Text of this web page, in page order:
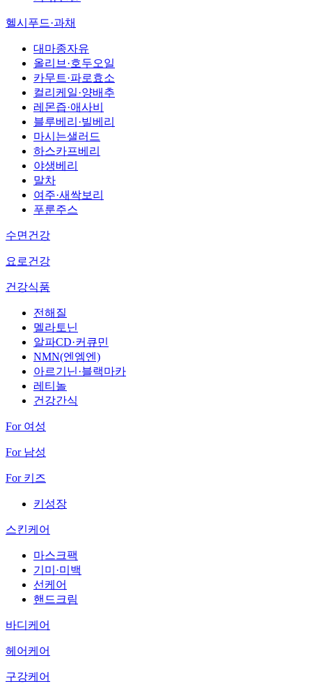
헬시푸드·과채
대마종자유
올리브·호두오일
카무트·파로효소
컬리케일·양배추
레몬즙·애사비
블루베리·빌베리
마시는샐러드
하스카프베리
야생베리
말차
여주·새싹보리
푸룬주스
수면건강
요로건강
건강식품
전해질
멜라토닌
알파CD·커큐민
NMN(엔엠엔)
아르기닌·블랙마카
레티놀
건강간식
For 여성
For 남성
For 키즈
키성장
스킨케어
마스크팩
기미·미백
선케어
핸드크림
바디케어
헤어케어
구강케어